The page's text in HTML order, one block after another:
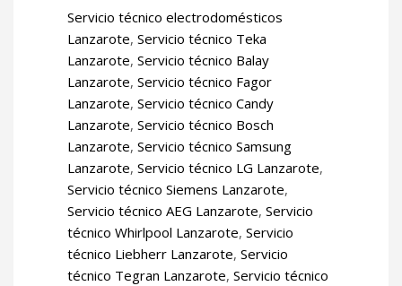
Servicio técnico electrodomésticos
Lanzarote, Servicio técnico Teka
Lanzarote, Servicio técnico Balay
Lanzarote, Servicio técnico Fagor
Lanzarote, Servicio técnico Candy
Lanzarote, Servicio técnico Bosch
Lanzarote, Servicio técnico Samsung
Lanzarote, Servicio técnico LG Lanzarote,
Servicio técnico Siemens Lanzarote,
Servicio técnico AEG Lanzarote, Servicio
técnico Whirlpool Lanzarote, Servicio
técnico Liebherr Lanzarote, Servicio
técnico Tegran Lanzarote, Servicio técnico